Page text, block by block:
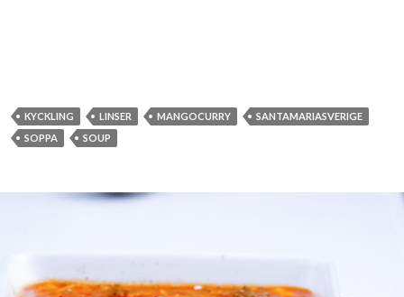
KYCKLING LINSER MANGOCURRY
SANTAMARIASVERIGE
SOPPA
SOUP